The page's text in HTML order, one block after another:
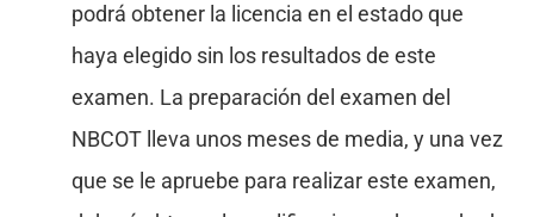
podrá obtener la licencia en el estado que
haya elegido sin los resultados de este
examen. La preparación del examen del
NBCOT lleva unos meses de media, y una vez
que se le apruebe para realizar este examen,